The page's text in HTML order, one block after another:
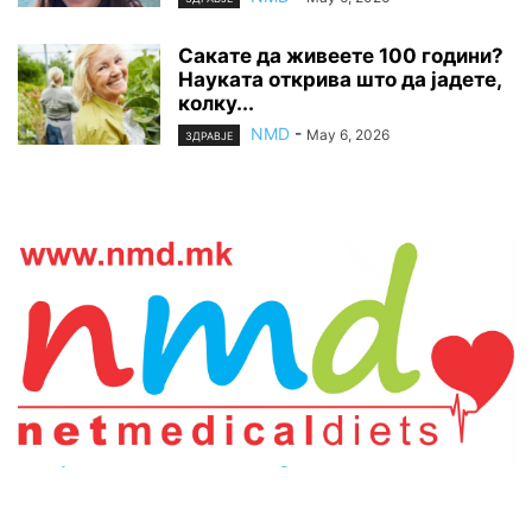
Сакате да живеете 100 години?
Науката открива што да јадете,
колку...
ЗДРАВЈЕ NMD - May 6, 2026